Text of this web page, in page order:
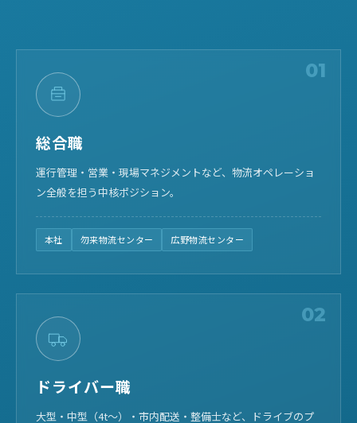
01
総合職
運行管理・営業・現場マネジメントなど、物流オペレーショ
ン全般を担う中核ポジション。
本社 勿来物流センター 広野物流センター
02
ドライバー職
大型・中型（4t〜）・市内配送・整備士など、ドライブのプ